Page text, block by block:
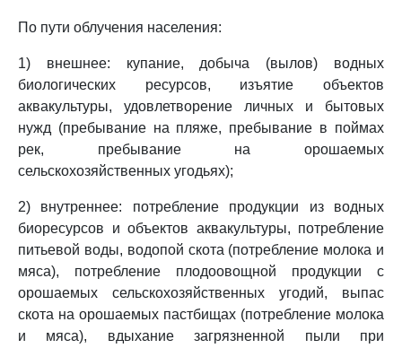
По пути облучения населения:
1) внешнее: купание, добыча (вылов) водных
биологических ресурсов, изъятие объектов
аквакультуры, удовлетворение личных и бытовых
нужд (пребывание на пляже, пребывание в поймах
рек, пребывание на орошаемых
сельскохозяйственных угодьях);
2) внутреннее: потребление продукции из водных
биоресурсов и объектов аквакультуры, потребление
питьевой воды, водопой скота (потребление молока и
мяса), потребление плодоовощной продукции с
орошаемых сельскохозяйственных угодий, выпас
скота на орошаемых пастбищах (потребление молока
и мяса), вдыхание загрязненной пыли при